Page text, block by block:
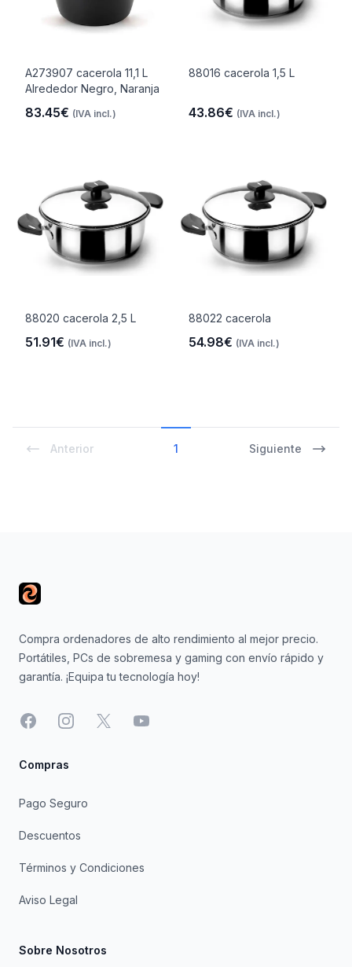
A273907 cacerola 11,1 L
Alrededor Negro, Naranja
83.45€ (IVA incl.)
88016 cacerola 1,5 L
43.86€ (IVA incl.)
88020 cacerola 2,5 L
51.91€ (IVA incl.)
88022 cacerola
54.98€ (IVA incl.)
Anterior 1 Siguiente
Compra ordenadores de alto rendimiento al mejor precio.
Portátiles, PCs de sobremesa y gaming con envío rápido y
garantía. ¡Equipa tu tecnología hoy!
FacebookInstagram
X YouTube
Compras
Pago Seguro
Descuentos
Términos y Condiciones
Aviso Legal
Sobre Nosotros